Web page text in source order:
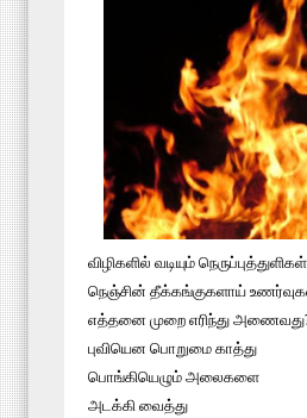
விழிகளில் வடியும்
நெஞ்சின் தீக்கங்குகளாய்
எத்தனை முறை எரிந்து
புவியென பொறுமை காத்து
பொங்கியெழும் அலைகளை
அடக்கி வைத்து